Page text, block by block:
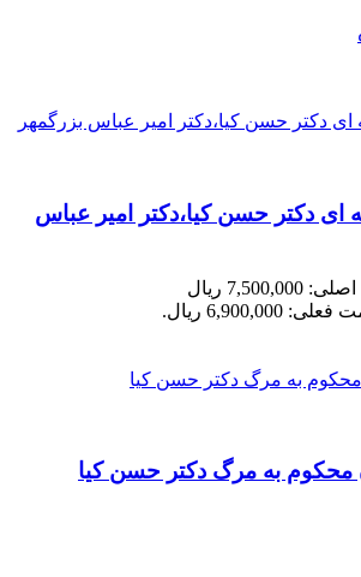
ای دکتر حسن کیا،دکتر امیر عباس
قیمت اصلی: 7,500,000 ریال
6,900,000 ریال.
به مرگ دکتر حسن کیا